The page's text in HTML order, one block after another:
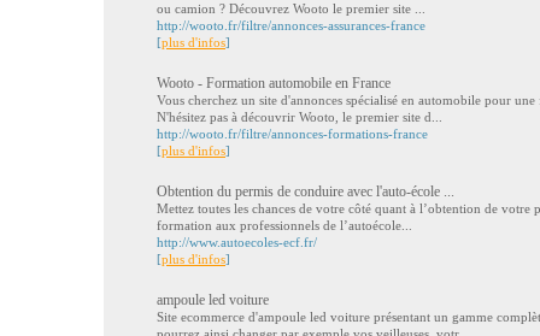
ou camion ? Découvrez Wooto le premier site ...
http://wooto.fr/filtre/annonces-assurances-france
[plus d'infos]
Wooto - Formation automobile en France
Vous cherchez un site d'annonces spécialisé en automobile pour
N'hésitez pas à découvrir Wooto, le premier site d...
http://wooto.fr/filtre/annonces-formations-france
[plus d'infos]
Obtention du permis de conduire avec l'auto-école ...
Mettez toutes les chances de votre côté quant à l’obtention de
formation aux professionnels de l’autoécole...
http://www.autoecoles-ecf.fr/
[plus d'infos]
ampoule led voiture
Site ecommerce d'ampoule led voiture présentant un gamme